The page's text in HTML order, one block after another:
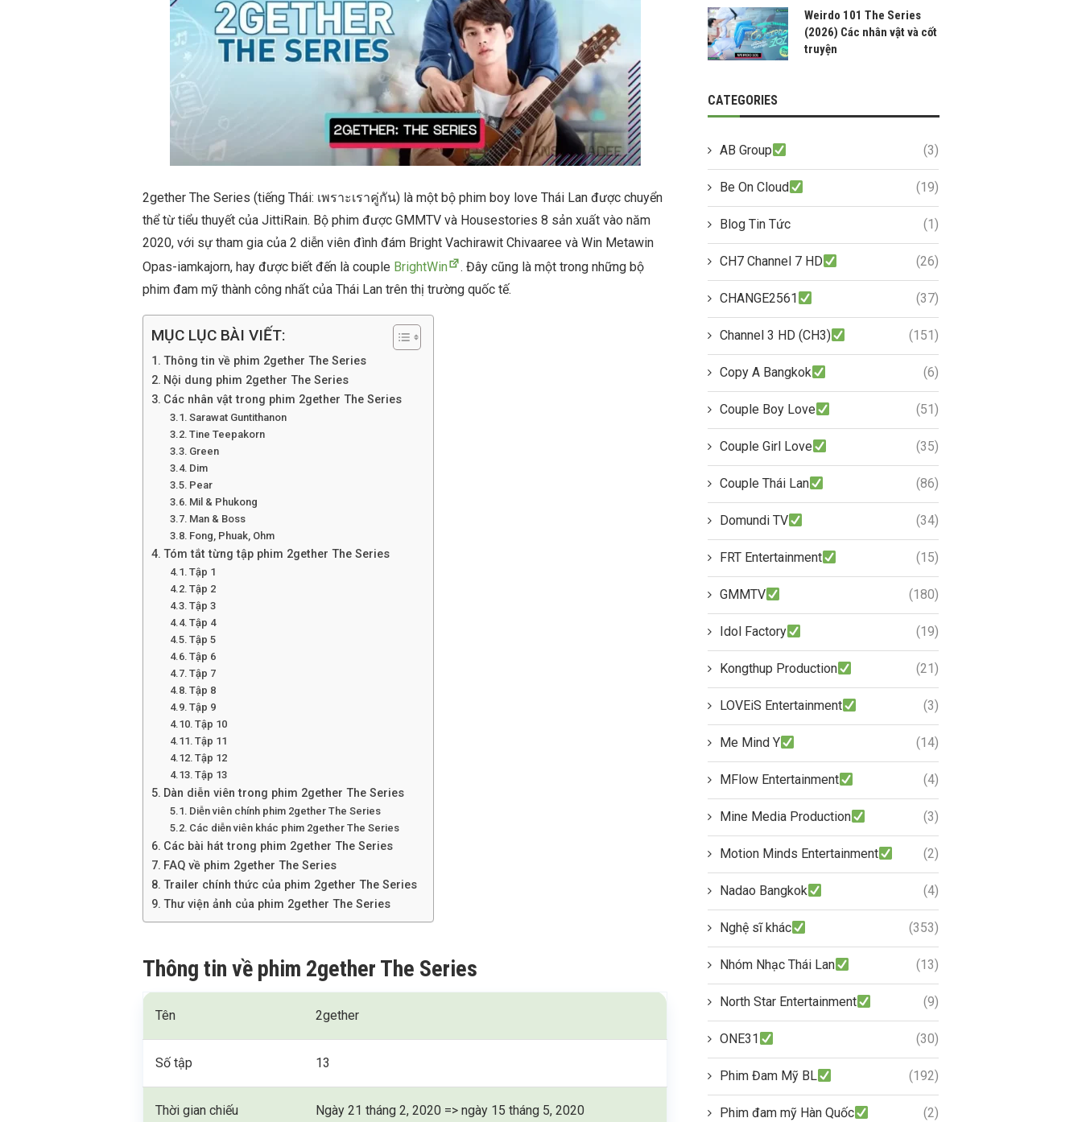
2gether The Series (tiếng Thái: เพราะเราคู่กัน) là một bộ phim boy love Thái Lan được chuyển
thể từ tiểu thuyết của JittiRain. Bộ phim được GMMTV và Housestories 8 sản xuất vào năm
2020, với sự tham gia của 2 diễn viên đình đám Bright Vachirawit Chivaaree và Win Metawin
Opas-iamkajorn, hay được biết đến là couple BrightWin
. Đây cũng là một trong những bộ
phim đam mỹ thành công nhất của Thái Lan trên thị trường quốc tế.
MỤC LỤC BÀI VIẾT:
Thông tin về phim 2gether The Series
Nội dung phim 2gether The Series
Các nhân vật trong phim 2gether The Series
Sarawat Guntithanon
Tine Teepakorn
Green
Dim
Pear
Mil & Phukong
Man & Boss
Fong, Phuak, Ohm
Tóm tắt từng tập phim 2gether The Series
Tập 1
Tập 2
Tập 3
Tập 4
Tập 5
Tập 6
Tập 7
Tập 8
Tập 9
Tập 10
Tập 11
Tập 12
Tập 13
Dàn diễn viên trong phim 2gether The Series
Diễn viên chính phim 2gether The Series
Các diễn viên khác phim 2gether The Series
Các bài hát trong phim 2gether The Series
FAQ về phim 2gether The Series
Trailer chính thức của phim 2gether The Series
Thư viện ảnh của phim 2gether The Series
Thông tin về phim 2gether The Series
Tên 2gether
Số tập 13
Thời gian chiếu Ngày 21 tháng 2, 2020 => ngày 15 tháng 5, 2020
Weirdo 101 The Series
(2026) Các nhân vật và cốt
truyện
CATEGORIES
AB Group (3)
Be On Cloud (19)
Blog Tin Tức (1)
CH7 Channel 7 HD (26)
CHANGE2561 (37)
Channel 3 HD (CH3) (151)
Copy A Bangkok (6)
Couple Boy Love (51)
Couple Girl Love (35)
Couple Thái Lan (86)
Domundi TV (34)
FRT Entertainment (15)
GMMTV (180)
Idol Factory (19)
Kongthup Production (21)
LOVEiS Entertainment (3)
Me Mind Y (14)
MFlow Entertainment (4)
Mine Media Production (3)
Motion Minds Entertainment (2)
Nadao Bangkok (4)
Nghệ sĩ khác (353)
Nhóm Nhạc Thái Lan (13)
North Star Entertainment (9)
ONE31 (30)
Phim Đam Mỹ BL (192)
Phim đam mỹ Hàn Quốc (2)